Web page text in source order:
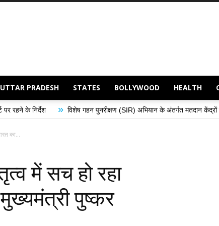
UTTAR PRADESH STATES BOLLYWOOD HEALTH
विशेष गहन पुनरीक्षण (SIR) अभियान के अंतर्गत मतदान केंद्रों का निरीक्षण, मतदाताओं
का...
में सच हो रहा
पुष्कर